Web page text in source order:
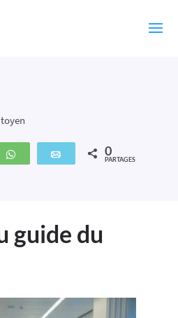
WhatsApp Email 0
PARTAGES
guide du